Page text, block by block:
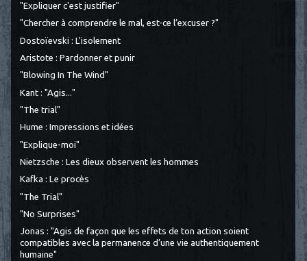
"Expliquer c'est justifier"
"Chercher à comprendre le mal, est-ce l’excuser ?"
Dostoïevski : L'isolement
Aristote : Pardonner et punir
"Blowing In The Wind"
Kant : "Agis..."
"The trial"
Hume : Impressions et idées
"Explique-moi"
Nietzsche : Les dieux observent les hommes
Kafka : Le procès
"The Trial"
"No Surprises"
Jonas : "Agis de façon que les effets de ton action soient
compatibles avec la permanence d’une vie authentiquement
humaine"